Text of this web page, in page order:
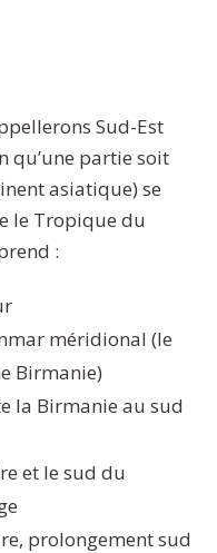
Sud-Est
qu’une partie soit
asiatique) se
le Tropique du
:
méridional (le
Birmanie)
la Birmanie au sud
et le sud du
prolongement sud